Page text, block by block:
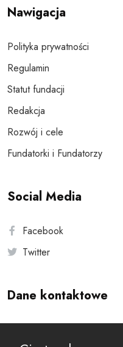
Nawigacja
Polityka prywatności
Regulamin
Statut fundacji
Redakcja
Rozwój i cele
Fundatorki i Fundatorzy
Social Media
Facebook
Twitter
Dane kontaktowe